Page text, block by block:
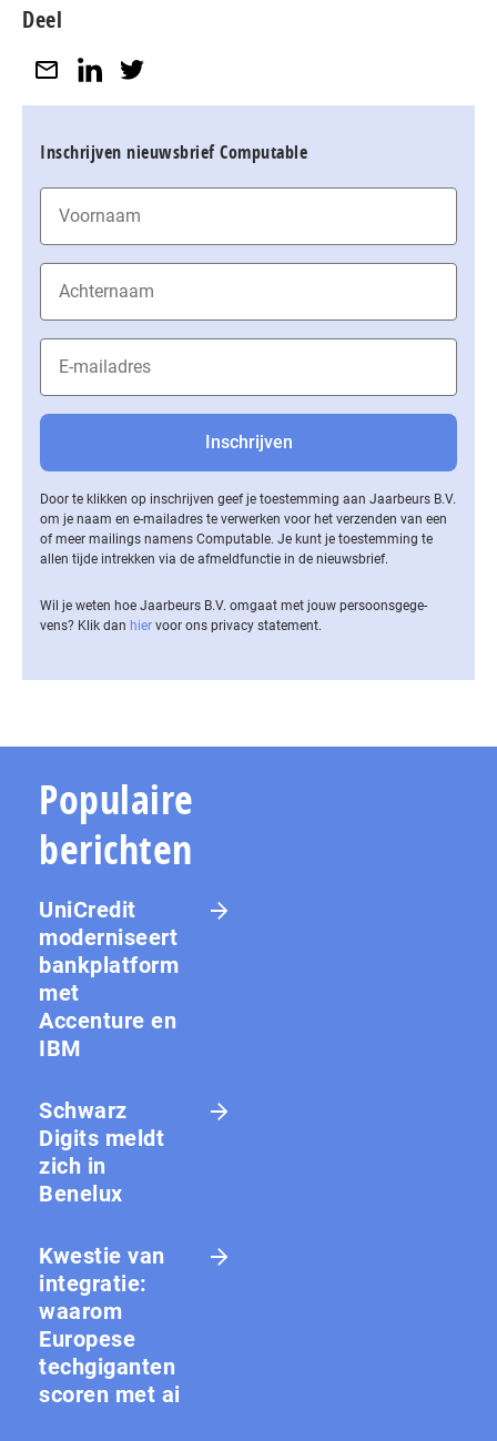
Deel
Inschrijven nieuwsbrief Computable
Door te klikken op inschrijven geef je toestemming aan Jaarbeurs B.V.
om je naam en e-mailadres te verwerken voor het verzenden van een
of meer mailings namens Computable. Je kunt je toestemming te
allen tijde intrekken via de af­meld­func­tie in de nieuwsbrief.
Wil je weten hoe Jaarbeurs B.V. omgaat met jouw per­soons­ge­ge­
vens? Klik dan hier voor ons privacy statement.
Populaire
berichten
UniCredit
moderniseert
bankplatform
met
Accenture en
IBM
Schwarz
Digits meldt
zich in
Benelux
Kwestie van
integratie:
waarom
Europese
techgiganten
scoren met ai